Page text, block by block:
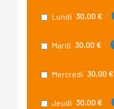
Lundi 30,00 €
Mardi 30,00 €
Mercredi 30,00 €
Jeudi 30,00 €